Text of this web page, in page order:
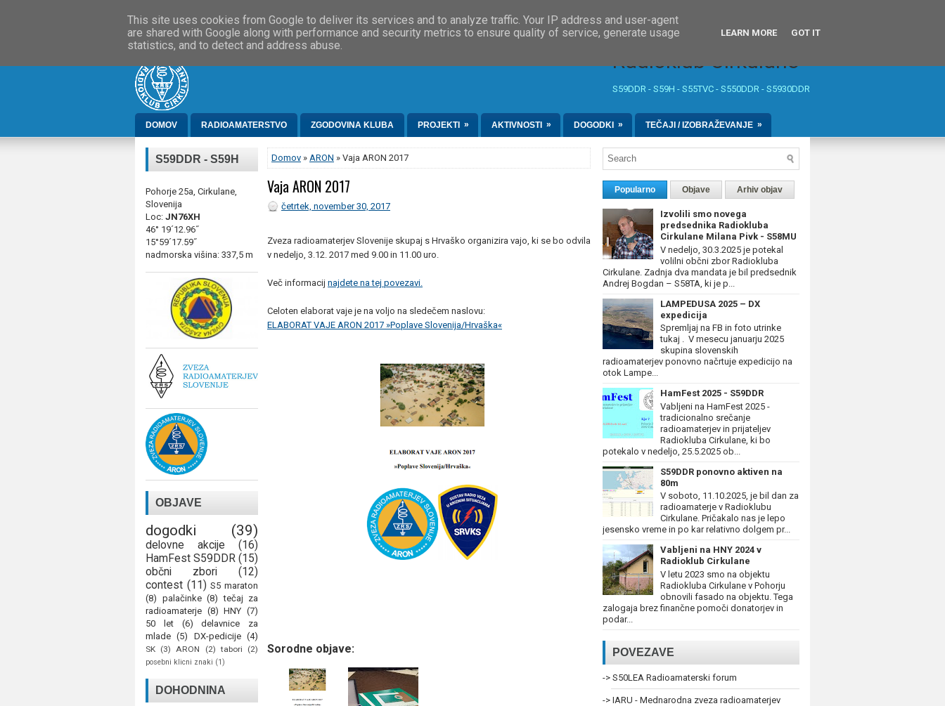
DOMOV O NAS » PRAVNO OBVESTILO ČLANI LOG / DNEVNIKI »
Radioklub Cirkulane
S59DDR - S59H - S55TVC - S550DDR - S5930DDR
DOMOV RADIOAMATERSTVO ZGODOVINA KLUBA PROJEKTI » AKTIVNOSTI » DOGODKI » TEČAJI / IZOBRAŽEVANJE »
S59DDR - S59H
Pohorje 25a, Cirkulane,
Slovenija
Loc: JN76XH
46° 19´12.96˝
15°59´17.59˝
nadmorska višina: 337,5 m
OBJAVE
dogodki (39)
delovne akcije
(16)
HamFest S59DDR (15)
občni zbori
(12)
contest (11) S5 maraton
(8) palačinke (8) tečaj za
radioamaterje (8) HNY (7)
50 let
(6)
delavnice za
mlade (5) DX-pedicije (4)
SK (3) ARON (2) tabori (2)
posebni klicni znaki (1)
DOHODNINA
Domov » ARON » Vaja ARON 2017
Vaja ARON 2017
četrtek, november 30, 2017
Zveza radioamaterjev Slovenije skupaj s Hrvaško organizira vajo, ki se bo odvila
v nedeljo, 3.12. 2017 med 9.00 in 11.00 uro.
Več informacij najdete na tej povezavi.
Celoten elaborat vaje je na voljo na sledečem naslovu:
ELABORAT VAJE ARON 2017 »Poplave Slovenija/Hrvaška«
Sorodne objave:
Popularno Objave Arhiv objav
Izvolili smo novega
predsednika Radiokluba
Cirkulane Milana Pivk - S58MU
V nedeljo, 30.3.2025 je potekal
volilni občni zbor Radiokluba
Cirkulane. Zadnja dva mandata je bil predsednik
Andrej Bogdan – S58TA, ki je p...
LAMPEDUSA 2025 – DX
expedicija
Spremljaj na FB in foto utrinke
tukaj . V mesecu januarju 2025
skupina slovenskih
radioamaterjev ponovno načrtuje expedicijo na
otok Lampe...
HamFest 2025 - S59DDR
Vabljeni na HamFest 2025 -
tradicionalno srečanje
radioamaterjev in prijateljev
Radiokluba Cirkulane, ki bo
potekalo v nedeljo, 25.5.2025 ob...
S59DDR ponovno aktiven na
80m
V soboto, 11.10.2025, je bil dan za
radioamaterje v Radioklubu
Cirkulane. Pričakalo nas je lepo
jesensko vreme in po kar relativno dolgem pr...
Vabljeni na HNY 2024 v
Radioklub Cirkulane
V letu 2023 smo na objektu
Radiokluba Cirkulane v Pohorju
obnovili fasado na objektu. Tega
zalogaja brez finančne pomoči donatorjev in
podar...
POVEZAVE
-> S50LEA Radioamaterski forum
-> IARU - Mednarodna zveza radioamaterjev
This site uses cookies from Google to deliver its services and to analyze traffic. Your IP address and user-agent
are shared with Google along with performance and security metrics to ensure quality of service, generate usage
statistics, and to detect and address abuse.
LEARN MORE GOT IT